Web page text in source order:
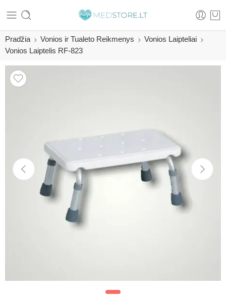
Pradžia Vonios ir Tualeto Reikmenys
Vonios Laipteliai
Vonios Laiptelis RF-823